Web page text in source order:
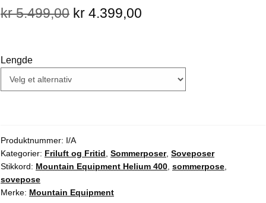
kr5.499,00 Opprinnelig
kr 4.399,00
kr 4.399,00.
Lengde
Produktnummer: I/A
Kategorier: Friluft og Fritid, Sommerposer, Soveposer
Stikkord: Mountain Equipment Helium 400, sommerpose,
sovepose
Merke: Mountain Equipment